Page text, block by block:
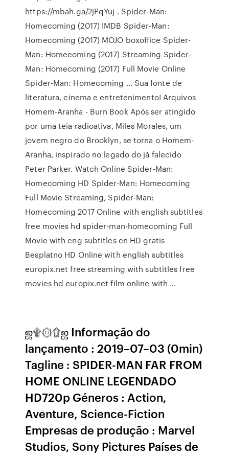
https://mbah.ga/2jPqYuj . Spider-Man:
Homecoming (2017) IMDB Spider-Man:
Homecoming (2017) MOJO boxoffice Spider-
Man: Homecoming (2017) Streaming Spider-
Man: Homecoming (2017) Full Movie Online
Spider-Man: Homecoming … Sua fonte de
literatura, cinema e entretenimento! Arquivos
Homem-Aranha - Burn Book Após ser atingido
por uma teia radioativa, Miles Morales, um
jovem negro do Brooklyn, se torna o Homem-
Aranha, inspirado no legado do já falecido
Peter Parker. Watch Online Spider-Man:
Homecoming HD Spider-Man: Homecoming
Full Movie Streaming, Spider-Man:
Homecoming 2017 Online with english subtitles
free movies hd spider-man-homecoming Full
Movie with eng subtitles en HD gratis
Besplatno HD Online with english subtitles
europix.net free streaming with subtitles free
movies hd europix.net film online with …
ஜ۩۞۩ஜ Informação do
lançamento : 2019–07–03 (0min)
Tagline : SPIDER-MAN FAR FROM
HOME ONLINE LEGENDADO
HD720p Géneros : Action,
Aventure, Science-Fiction
Empresas de produção : Marvel
Studios, Sony Pictures Países de